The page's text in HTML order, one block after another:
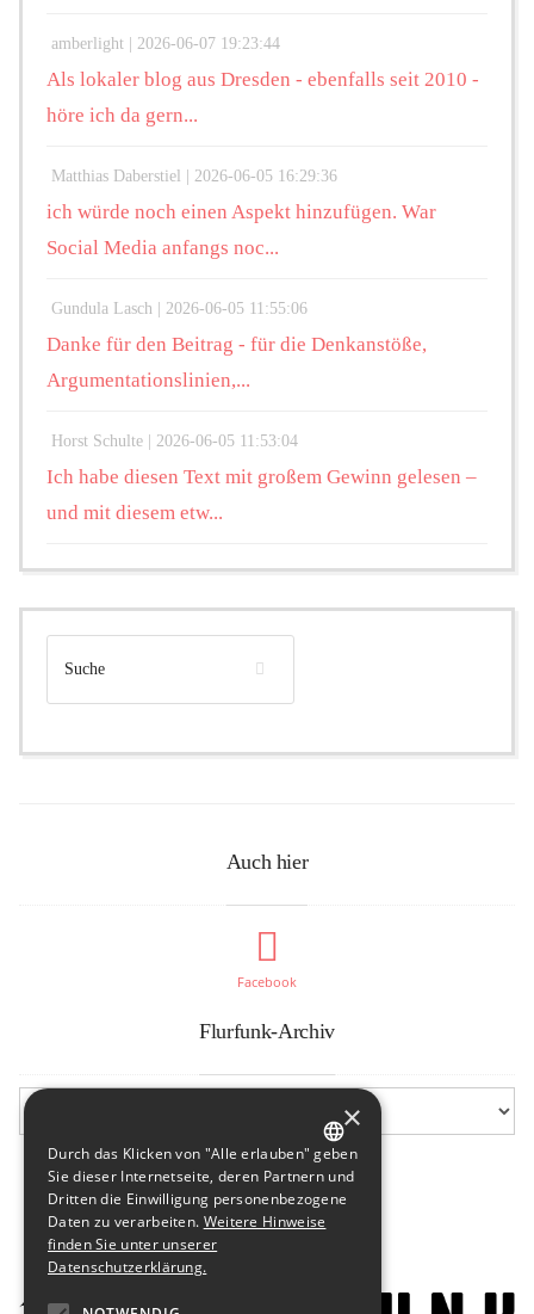
amberlight | 2026-06-07 19:23:44
Als lokaler blog aus Dresden - ebenfalls seit 2010 -
höre ich da gern...
Matthias Daberstiel | 2026-06-05 16:29:36
ich würde noch einen Aspekt hinzufügen. War
Social Media anfangs noc...
Gundula Lasch | 2026-06-05 11:55:06
Danke für den Beitrag - für die Denkanstöße,
Argumentationslinien,...
Horst Schulte | 2026-06-05 11:53:04
Ich habe diesen Text mit großem Gewinn gelesen –
und mit diesem etw...
Auch hier
Facebook
Flurfunk-Archiv
GERMAN
ENGLISH
×
Durch das Klicken von "Alle erlauben" geben
Sie dieser Internetseite, deren Partnern und
Dritten die Einwilligung personenbezogene
Daten zu verarbeiten. Weitere Hinweise
finden Sie unter unserer
Datenschutzerklärung.